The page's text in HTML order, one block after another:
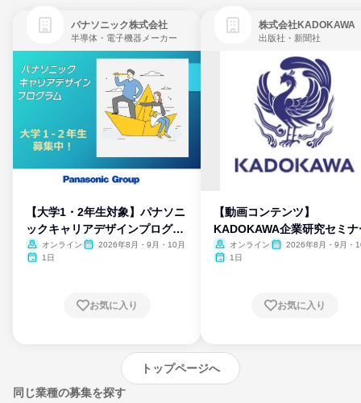
パナソニック株式会社
半導体・電子機器メーカー
【大学1・2年生対象】パナソニ
ックキャリアデザインプログラ
ム
オンライン
2026年8月・9月・10月
1日
お気に入り
株式会社KADOKAWA
出版社・新聞社
【動画コンテンツ】
KADOKAWA企業研究セミナ
オンライン
2026年8月・9月・
1日
お気に入り
トップページへ
同じ業種の募集を探す